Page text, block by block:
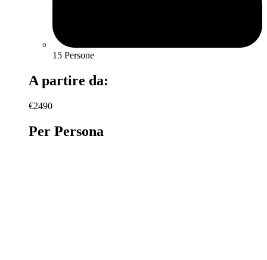
15 Persone
A partire da:
€2490
Per Persona